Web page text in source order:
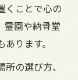
くことで心の
霊園や納骨堂
ります。
の選び方、